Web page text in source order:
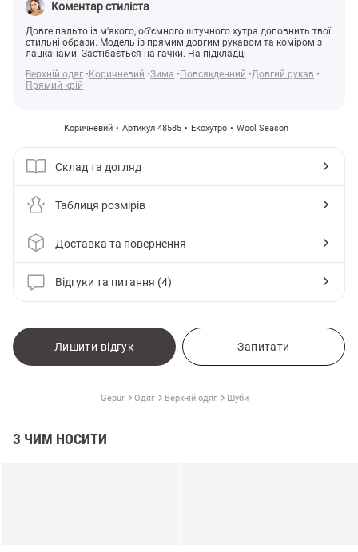
Коментар стиліста
Довге пальто із м'якого, об'ємного штучного хутра доповнить твої
стильні образи. Модель із прямим довгим рукавом та коміром з
лацканами. Застібається на гачки. На підкладці
Верхній одяг
Коричневий Зима Повсякденний Довгий рукав
Прямий крій
Коричневий Артикул 48585 Екохутро Wool Season
Склад та догляд
Таблиця розмірів
Доставка та повернення
Відгуки та питання (4)
Лишити відгук Запитати
Gepur Одяг Верхній одяг Шуби
З ЧИМ НОСИТИ